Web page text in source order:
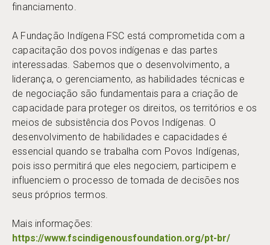
financiamento.
A Fundação Indígena FSC está comprometida com a
capacitação dos povos indígenas e das partes
interessadas. Sabemos que o desenvolvimento, a
liderança, o gerenciamento, as habilidades técnicas e
de negociação são fundamentais para a criação de
capacidade para proteger os direitos, os territórios e os
meios de subsistência dos Povos Indígenas. O
desenvolvimento de habilidades e capacidades é
essencial quando se trabalha com Povos Indígenas,
pois isso permitirá que eles negociem, participem e
influenciem o processo de tomada de decisões nos
seus próprios termos.
Mais informações:
https://www.fscindigenousfoundation.org/pt-br/